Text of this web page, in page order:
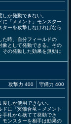
か発動できない。
「メメント」モンスター
ターを攻撃しなければなら
時、自分フィールドの
象として発動できる。その
その発動した効果を無効に
攻撃力 400 守備力 400
しか使用できない。
に「冥骸合竜－メメント
手札から捨てて発動でき
モンスターを相手は効果の